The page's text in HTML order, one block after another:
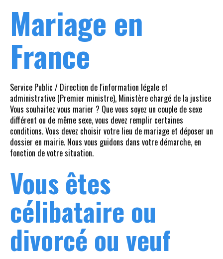
Mariage en
France
Service Public / Direction de l'information légale et
administrative (Premier ministre), Ministère chargé de la justice
Vous souhaitez vous marier ? Que vous soyez un couple de sexe
différent ou de même sexe, vous devez remplir certaines
conditions. Vous devez choisir votre lieu de mariage et déposer un
dossier en mairie. Nous vous guidons dans votre démarche, en
fonction de votre situation.
Vous êtes
célibataire ou
divorcé ou veuf